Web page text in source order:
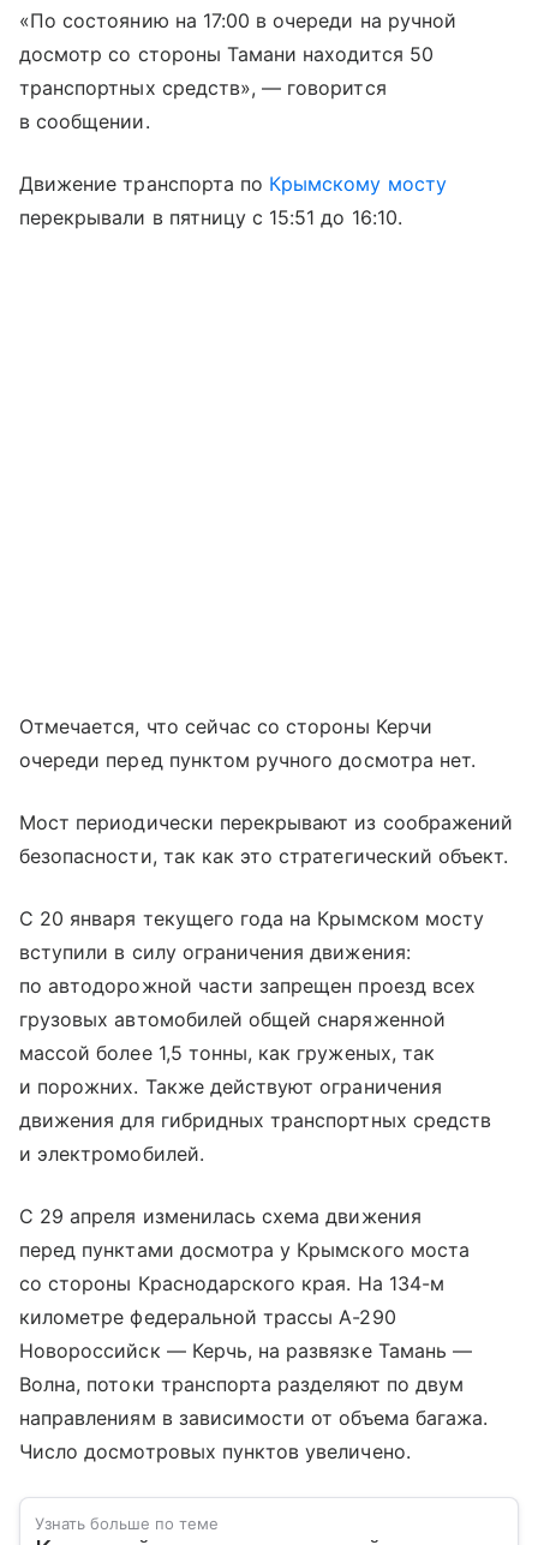
«По состоянию на 17:00 в очереди на ручной
досмотр со стороны Тамани находится 50
транспортных средств», — говорится
в сообщении.
Движение транспорта по Крымскому мосту
перекрывали в пятницу с 15:51 до 16:10.
Отмечается, что сейчас со стороны Керчи
очереди перед пунктом ручного досмотра нет.
Мост периодически перекрывают из соображений
безопасности, так как это стратегический объект.
С 20 января текущего года на Крымском мосту
вступили в силу ограничения движения:
по автодорожной части запрещен проезд всех
грузовых автомобилей общей снаряженной
массой более 1,5 тонны, как груженых, так
и порожних. Также действуют ограничения
движения для гибридных транспортных средств
и электромобилей.
С 29 апреля изменилась схема движения
перед пунктами досмотра у Крымского моста
со стороны Краснодарского края. На 134-м
километре федеральной трассы А-290
Новороссийск — Керчь, на развязке Тамань —
Волна, потоки транспорта разделяют по двум
направлениям в зависимости от объема багажа.
Число досмотровых пунктов увеличено.
Узнать больше по теме